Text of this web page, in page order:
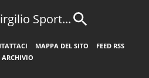
Sport...
MAPPA DEL SITO
FEED RSS
ARCHIVIO